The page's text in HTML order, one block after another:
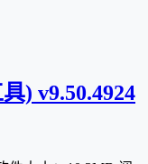
) v9.50.4924